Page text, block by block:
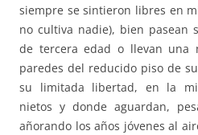
siempre se sintieron libres en
no cultiva nadie), bien pasean
de tercera edad o llevan una
paredes del reducido piso de
su limitada libertad, en la
nietos y donde aguardan,
añorando los años jóvenes al